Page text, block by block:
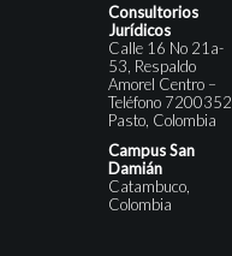
Consultorios
Jurídicos
Calle 16 No 21a-
53, Respaldo
Amorel Centro –
Teléfono 7200352
Pasto, Colombia
Campus San
Damián
Catambuco,
Colombia